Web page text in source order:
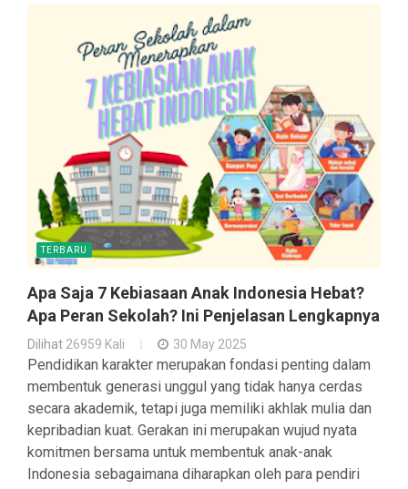
TERBARU
Apa Saja 7 Kebiasaan Anak Indonesia Hebat?
Apa Peran Sekolah? Ini Penjelasan Lengkapnya
Dilihat 26959 Kali 30 May 2025
Pendidikan karakter merupakan fondasi penting dalam
membentuk generasi unggul yang tidak hanya cerdas
secara akademik, tetapi juga memiliki akhlak mulia dan
kepribadian kuat. Gerakan ini merupakan wujud nyata
komitmen bersama untuk membentuk anak-anak
Indonesia sebagaimana diharapkan oleh para pendiri